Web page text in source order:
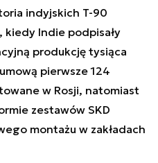
indyjskich T-90
kiedy Indie podpisały
produkcję tysiąca
pierwsze 124
w Rosji, natomiast
zestawów SKD
montażu w zakładach